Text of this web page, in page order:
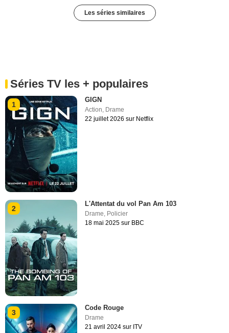
Les séries similaires
Séries TV les + populaires
1
GIGN
Action Drame
22 juillet 2026 sur Netflix
2
L'Attentat du vol Pan Am 103
Drame, Policier
18 mai 2025 sur BBC
3
Code Rouge
Drame
21 avril 2024 sur ITV